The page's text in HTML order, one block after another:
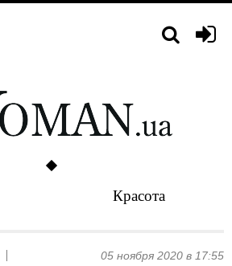
Красота
05 ноября 2020 в 17:55